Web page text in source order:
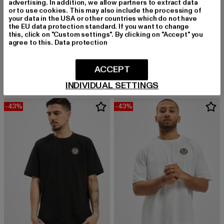
SERGIO TACCHINI
Derzeitiger Preis: 33,99 EUR
29,09 EUR
Derzeitiger Preis: 29,09 EUR
-43% -43%
advertising. In addition, we allow partners to extract data
or to use cookies. This may also include the processing of
your data in the USA or other countries which do not have
the EU data protection standard. If you want to change
this, click on "Custom settings". By clicking on "Accept" you
agree to this. Data protection
INDIVIDUAL SETTINGS
ACCEPT